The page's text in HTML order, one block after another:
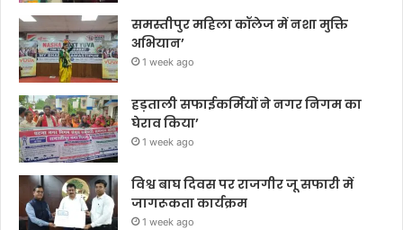
समस्तीपुर महिला कॉलेज में नशा मुक्ति
अभियान’
1 week ago
हड़ताली सफाईकर्मियों ने नगर निगम का
घेराव किया’
1 week ago
विश्व बाघ दिवस पर राजगीर जू सफारी में
जागरूकता कार्यक्रम
1 week ago